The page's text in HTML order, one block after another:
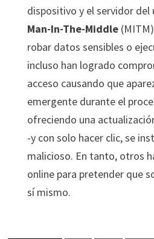
dispositivo y el servidor del
Man-In-The-Middle
robar datos sensibles o
incluso han logrado
acceso causando que
emergente durante el
ofreciendo una
-y con solo hacer clic, se
malicioso. En tanto, otros
online para pretender que
sí mismo.